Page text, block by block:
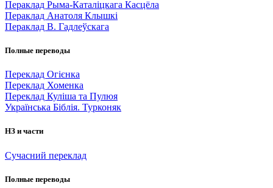
Пераклад Рыма-Каталіцкага Касцёла
Пераклад Анатоля Клышкi
Пераклад В. Гадлеўскага
Полные переводы
Переклад Огієнка
Переклад Хоменка
Переклад Куліша та Пулюя
Українська Біблія. Турконяк
НЗ и части
Сучасний переклад
Полные переводы